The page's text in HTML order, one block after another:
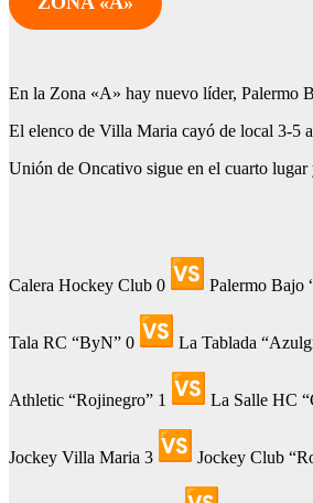
En la Zona «A» hay nuevo líder, Palermo
El elenco de Villa Maria cayó de local 3-5
Unión de Oncativo sigue en el cuarto
Calera Hockey Club 0 Palermo Bajo
Tala RC “ByN” 0 La Tablada
Athletic “Rojinegro” 1 La Salle HC
Jockey Villa Maria 3 Jockey Club